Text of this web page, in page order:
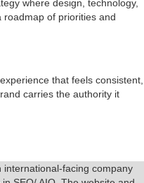
where design, technology,
of priorities and
that feels consistent,
carries the authority it
international-facing company